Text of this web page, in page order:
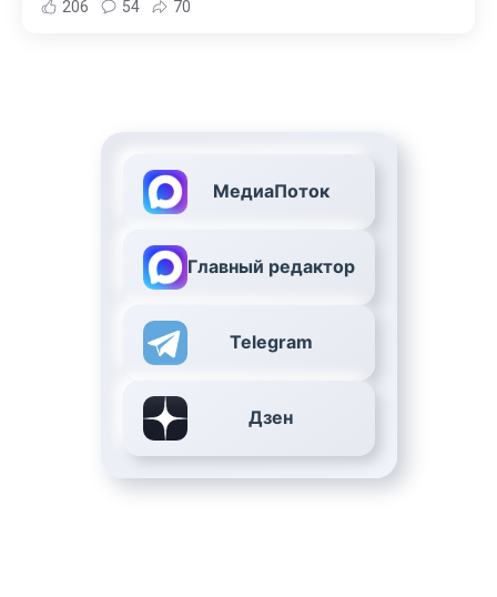
206 54 70
МедиаПоток
Главный редактор
Telegram
Дзен